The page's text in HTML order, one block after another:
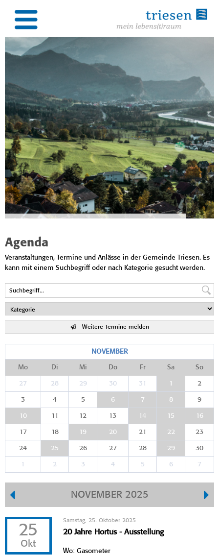
Agenda
Veranstaltungen, Termine und Anlässe in der Gemeinde Triesen. Es
kann mit einem Suchbegriff oder nach Kategorie gesucht werden.
Weitere Termine melden
NOVEMBER
Mo Di Mi Do Fr Sa So
27 28 29 30 31 1 2
3 4 5 6 7 8 9
10 11 12 13 14 15 16
17 18 19 20 21 22 23
24 25 26 27 28 29 30
1 2 3 4 5 6 7
NOVEMBER 2025
25
Okt
Samstag, 25. Oktober 2025
20 Jahre Hortus - Ausstellung
Wo: Gasometer